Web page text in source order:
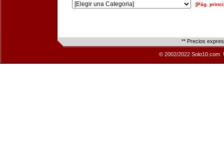
[Pág.
** Precios
© 2002/2022 Solo10.com